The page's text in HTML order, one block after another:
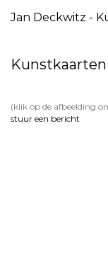
Jan Deckwitz -
Kunstkaarten
(klik op de afbeelding
stuur een bericht